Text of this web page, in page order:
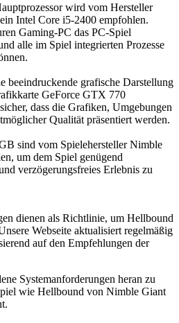
wird vom Hersteller
Intel Core i5-2400 empfohlen.
Gaming-PC das PC-Spiel
alle im Spiel integrierten Prozesse
beeindruckende grafische Darstellung
GeForce GTX 770
dass die Grafiken, Umgebungen
Qualität präsentiert werden.
sind vom Spielehersteller Nimble
um dem Spiel genügend
verzögerungsfreies Erlebnis zu
dienen als Richtlinie, um Hellbound
Webseite aktualisiert regelmäßig
auf den Empfehlungen der
Systemanforderungen heran zu
wie Hellbound von Nimble Giant